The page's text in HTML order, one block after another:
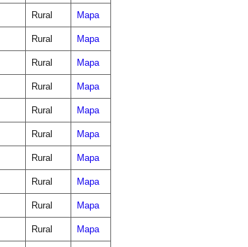
Rural Mapa
Rural Mapa
Rural Mapa
Rural Mapa
Rural Mapa
Rural Mapa
Rural Mapa
Rural Mapa
Rural Mapa
Rural Mapa